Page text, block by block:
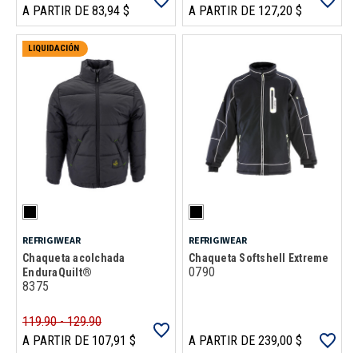
A PARTIR DE 83,94 $
A PARTIR DE 127,20 $
LIQUIDACIÓN
REFRIGIWEAR
Chaqueta acolchada
EnduraQuilt®
8375
119.90 - 129.90
A PARTIR DE 107,91 $
REFRIGIWEAR
Chaqueta Softshell Extreme
0790
A PARTIR DE 239,00 $